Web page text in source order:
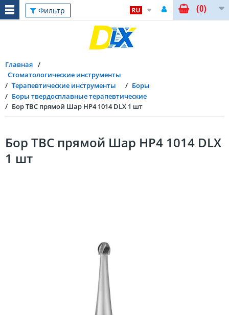
Фильтр (0)
Главная
Стоматологические инструменты
Терапевтические инструменты
Боры
Боры твердосплавные терапевтические
Бор ТВС прямой Шар HP4 1014 DLX 1 шт
Бор ТВС прямой Шар HP4 1014 DLX
1 шт